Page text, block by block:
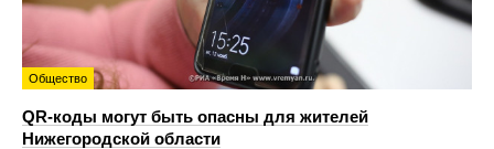
Общество
QR-коды могут быть опасны для жителей
Нижегородской области